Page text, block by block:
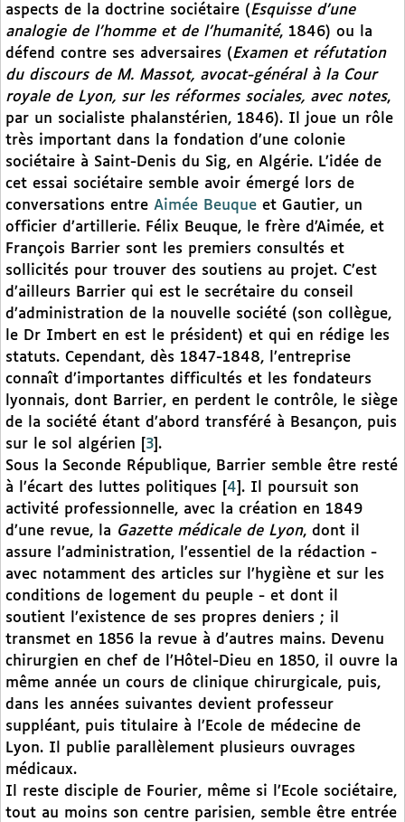
aspects de la doctrine sociétaire (Esquisse d’une
analogie de l’homme et de l’humanité, 1846) ou la
défend contre ses adversaires (Examen et réfutation
du discours de M. Massot, avocat-général à la Cour
royale de Lyon, sur les réformes sociales, avec notes,
par un socialiste phalanstérien, 1846). Il joue un rôle
très important dans la fondation d’une colonie
sociétaire à Saint-Denis du Sig, en Algérie. L’idée de
cet essai sociétaire semble avoir émergé lors de
conversations entre Aimée Beuque et Gautier, un
officier d’artillerie. Félix Beuque, le frère d’Aimée, et
François Barrier sont les premiers consultés et
sollicités pour trouver des soutiens au projet. C’est
d’ailleurs Barrier qui est le secrétaire du conseil
d’administration de la nouvelle société (son collègue,
le Dr Imbert en est le président) et qui en rédige les
statuts. Cependant, dès 1847-1848, l’entreprise
connaît d’importantes difficultés et les fondateurs
lyonnais, dont Barrier, en perdent le contrôle, le siège
de la société étant d’abord transféré à Besançon, puis
sur le sol algérien
3 .
Sous la Seconde République, Barrier semble être resté
à l’écart des luttes politiques
4 . Il poursuit son
activité professionnelle, avec la création en 1849
d’une revue, la Gazette médicale de Lyon, dont il
assure l’administration, l’essentiel de la rédaction -
avec notamment des articles sur l’hygiène et sur les
conditions de logement du peuple - et dont il
soutient l’existence de ses propres deniers ; il
transmet en 1856 la revue à d’autres mains. Devenu
chirurgien en chef de l’Hôtel-Dieu en 1850, il ouvre la
même année un cours de clinique chirurgicale, puis,
dans les années suivantes devient professeur
suppléant, puis titulaire à l’Ecole de médecine de
Lyon. Il publie parallèlement plusieurs ouvrages
médicaux.
Il reste disciple de Fourier, même si l’Ecole sociétaire,
tout au moins son centre parisien, semble être entrée